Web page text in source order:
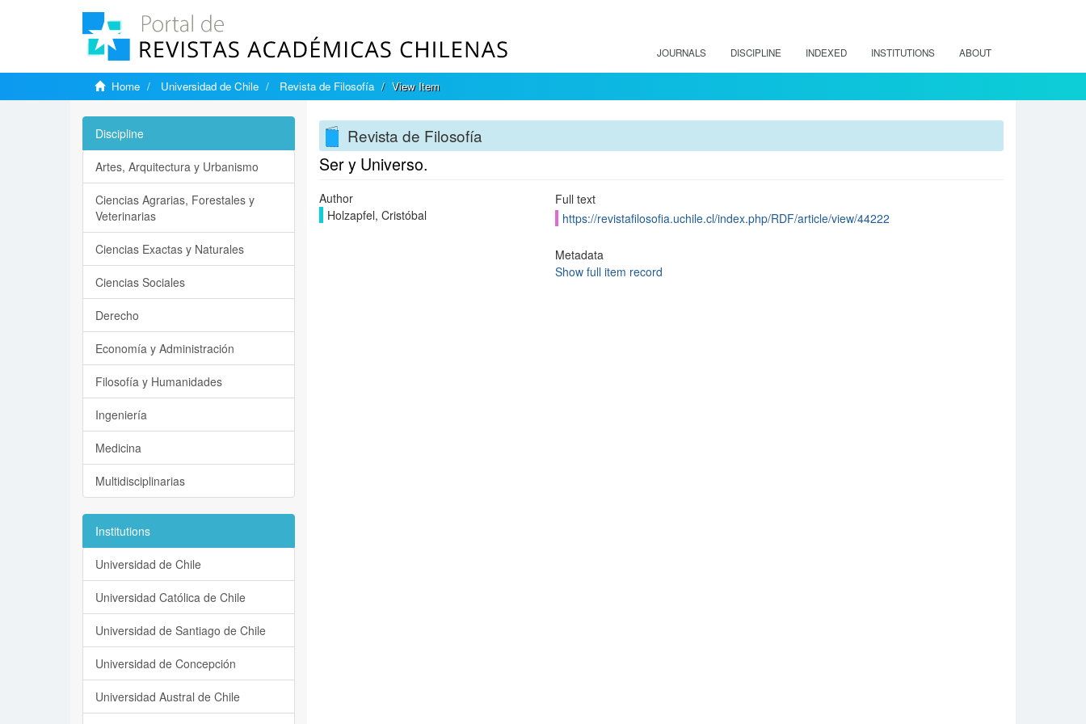
JOURNALS DISCIPLINE INDEXED INSTITUTIONS ABOUT
Home Universidad de Chile Revista de Filosofía View Item
Revista de Filosofía
Ser y Universo.
Author
Holzapfel, Cristóbal
Full text
https://revistafilosofia.uchile.cl/index.php/RDF/article/view/44222
Metadata
Show full item record
Discipline
Artes, Arquitectura y Urbanismo
Ciencias Agrarias, Forestales y
Veterinarias
Ciencias Exactas y Naturales
Ciencias Sociales
Derecho
Economía y Administración
Filosofía y Humanidades
Ingeniería
Medicina
Multidisciplinarias
Institutions
Universidad de Chile
Universidad Católica de Chile
Universidad de Santiago de Chile
Universidad de Concepción
Universidad Austral de Chile